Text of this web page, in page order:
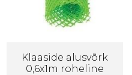
Klaaside alusvõrk
0,6x1m roheline